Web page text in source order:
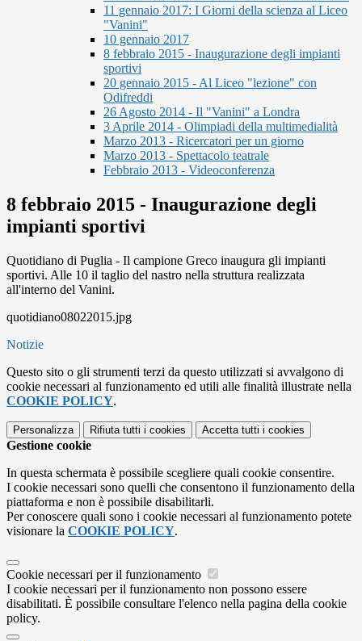
11 gennaio 2017: I Giorni della scienza al Liceo
"Vanini"
10 gennaio 2017
8 febbraio 2015 - Inaugurazione degli impianti
sportivi
20 gennaio 2015 - Al Liceo "lezione" con
Odifreddi
26 Agosto 2014 - Il "Vanini" a Londra
3 Aprile 2014 - Olimpiadi della multimedialità
Marzo 2013 - Ricercatori per un giorno
Marzo 2013 - Spettacolo teatrale
Febbraio 2013 - Videoconferenza
8 febbraio 2015 - Inaugurazione degli
impianti sportivi
Quotidiano di Puglia - Il campione Greco inaugura gli impianti
sportivi. Alle 10 il taglio del nastro nella struttura realizzata
all'interno del Vanini.
quotidiano08022015.jpg
Notizie
Questo sito o gli strumenti terzi da questo utilizzati si avvalgono di
cookie necessari al funzionamento ed utili alle finalità illustrate nella
COOKIE POLICY.
Personalizza Rifiuta tutti i cookies Accetta tutti i cookies
Gestione cookie
In questa schermata è possibile scegliere quali cookie consentire.
I cookie necessari sono quelli che consentono il funzionamento della
piattaforma e non è possibile disabilitarli.
Per conoscere quali sono i cookie necessari al funzionamento potete
visionare la COOKIE POLICY.
Cookie necessari per il funzionamento
I cookie necessari per il funzionamento non possono essere
disabilitati. È possibile consultare l'elenco nella pagina della cookie
policy.